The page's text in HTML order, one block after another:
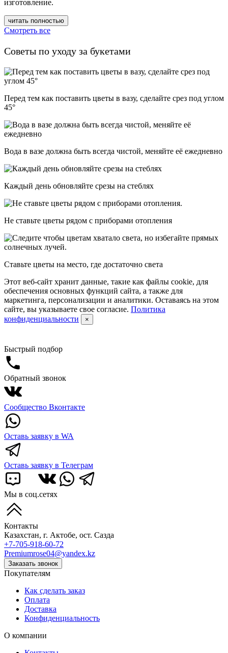
Смотреть все
Советы по уходу за букетами
Перед тем как поставить цветы в вазу, сделайте срез под углом
45°
Вода в вазе должна быть всегда чистой, меняйте её ежедневно
Каждый день обновляйте срезы на стеблях
Не ставьте цветы рядом с приборами отопления
Ставьте цветы на место, где достаточно света
Этот веб-сайт хранит данные, такие как файлы cookie, для
обеспечения основных функций сайта, а также для
маркетинга, персонализации и аналитики. Оставаясь на этом
сайте, вы указываете свое согласие. Политика
конфиденциальности
×
Быстрый подбор
Обратный звонок
Сообщество Вконтакте
Оставь заявку в WA
Оставь заявку в Телеграм
Мы в соц.сетях
Контакты
Казахстан, г. Актобе, ост. Сазда
+7-705-918-60-72
Premiumrose04@yandex.kz
Заказать звонок
Покупателям
Как сделать заказ
Оплата
Доставка
Конфиденциальность
О компании